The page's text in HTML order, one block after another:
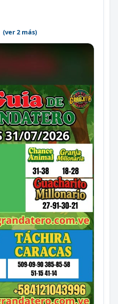
(ver 2 más)